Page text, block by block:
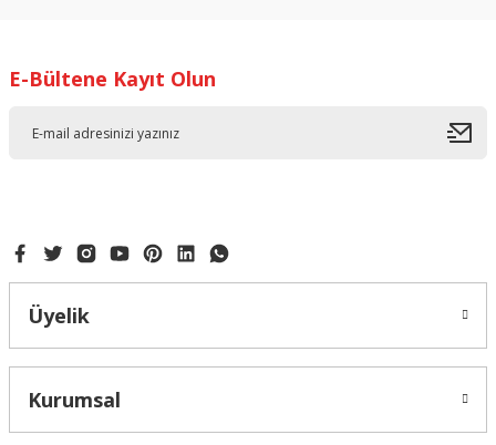
Ürün resmi kalitesiz, bozuk veya görüntülenemiyor.
E-Bültene Kayıt Olun
Üyelik
Kurumsal